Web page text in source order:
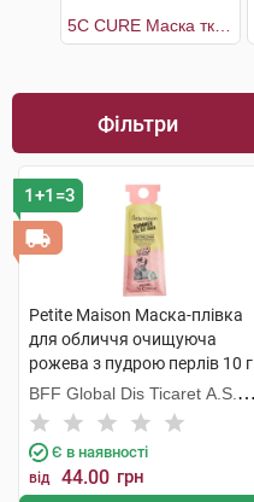
Фільтри
1+1=3
Petite Maison Маска-плівка
для обличчя очищуюча
рожева з пудрою перлів 10 г
1 пакет
BFF Global Dis Ticaret A.S.
(Туреччина)
Є в наявності
від 44.00 грн